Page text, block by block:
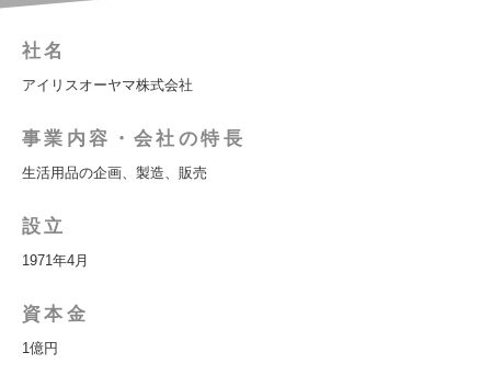
社名
アイリスオーヤマ株式会社
事業内容・会社の特長
生活用品の企画、製造、販売
設立
1971年4月
資本金
1億円